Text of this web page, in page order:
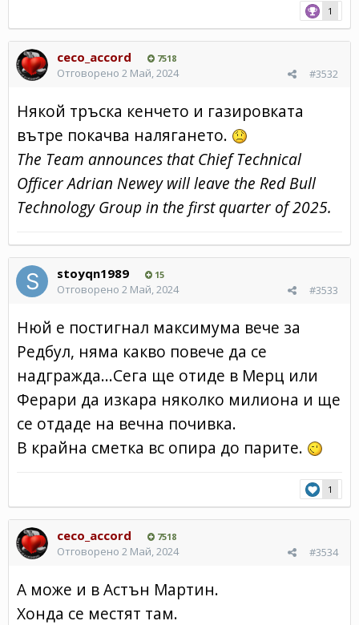
1
ceco_accord 7518
#3532
Отговорено 2 Май, 2024
Някой тръска кенчето и газировката
вътре покачва налягането.
The Team announces that Chief Technical
Officer Adrian Newey will leave the Red Bull
Technology Group in the first quarter of 2025.
stoyqn1989 15
#3533
Отговорено 2 Май, 2024
Нюй е постигнал максимума вече за
Редбул, няма какво повече да се
надгражда...Сега ще отиде в Мерц или
Ферари да изкара няколко милиона и ще
се отдаде на вечна почивка.
В крайна сметка вс опира до парите.
1
ceco_accord 7518
#3534
Отговорено 2 Май, 2024
А може и в Астън Мартин.
Хонда се местят там.